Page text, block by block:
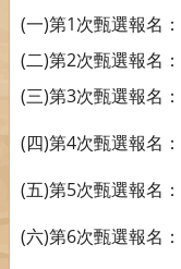
(一)第1 次甄選報名：
(二)第2次甄選報名：
(三)第3次甄選報名：
( 四)第4次甄選報名：
(五)第5次甄選報名：
(六)第6次甄選報名：